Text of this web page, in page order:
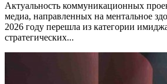
Актуальность коммуникационных
медиа, направленных на ментальное
2026 году перешла из категории
стратегических...